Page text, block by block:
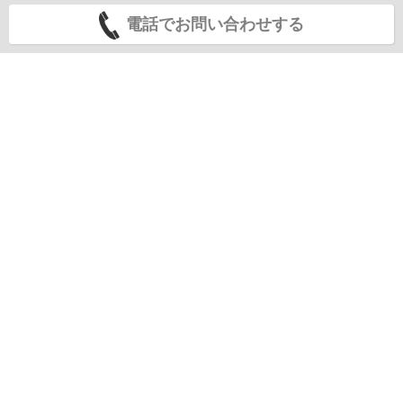
電話でお問い合わせする